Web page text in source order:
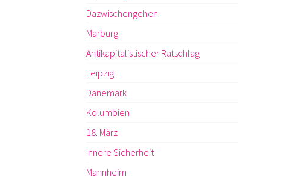
Dazwischengehen
Marburg
Antikapitalistischer Ratschlag
Leipzig
Dänemark
Kolumbien
18. März
Innere Sicherheit
Mannheim